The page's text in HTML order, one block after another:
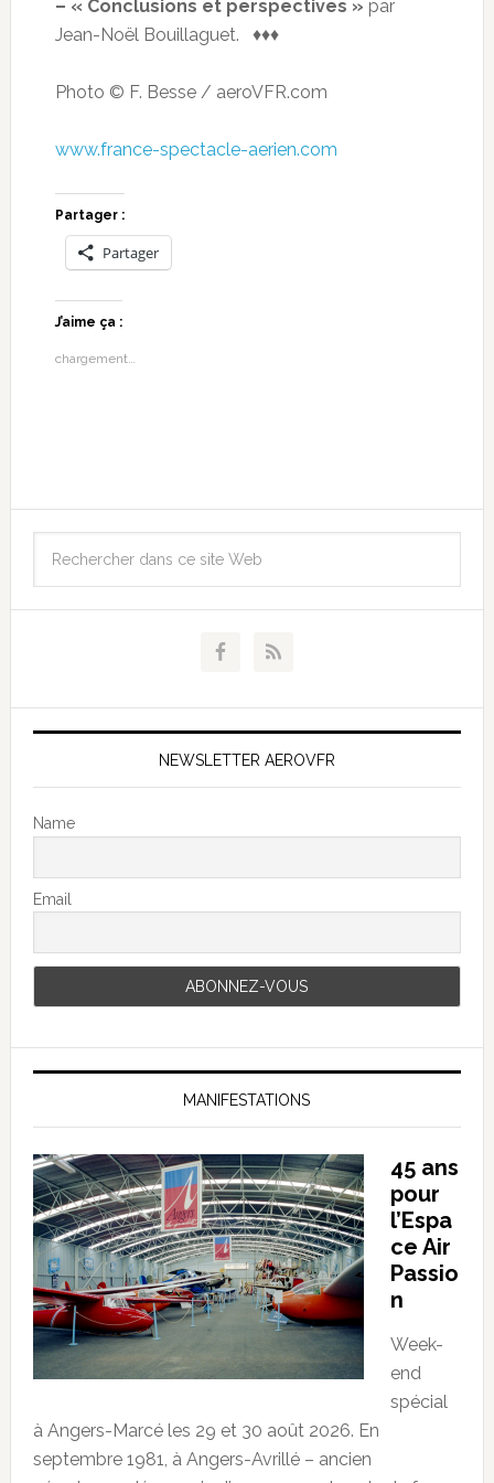
– « Conclusions et perspectives » par
Jean-Noël Bouillaguet. ♦♦♦
Photo © F. Besse / aeroVFR.com
www.france-spectacle-aerien.com
Partager :
Partager
J’aime ça :
chargement…
NEWSLETTER AEROVFR
Name
Email
MANIFESTATIONS
45 ans
pour
l’Espa
ce Air
Passio
n
Week-
end
spécial
à Angers-Marcé les 29 et 30 août 2026. En
septembre 1981, à Angers-Avrillé – ancien